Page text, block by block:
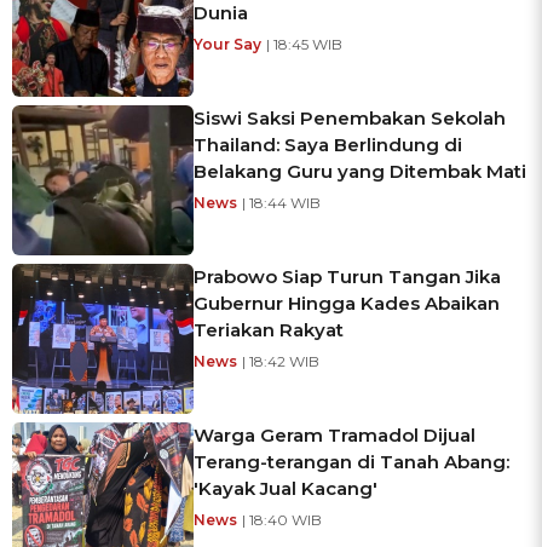
Dunia
Your Say | 18:45 WIB
Siswi Saksi Penembakan Sekolah
Thailand: Saya Berlindung di
Belakang Guru yang Ditembak Mati
News | 18:44 WIB
Prabowo Siap Turun Tangan Jika
Gubernur Hingga Kades Abaikan
Teriakan Rakyat
News | 18:42 WIB
Warga Geram Tramadol Dijual
Terang-terangan di Tanah Abang:
'Kayak Jual Kacang'
News | 18:40 WIB